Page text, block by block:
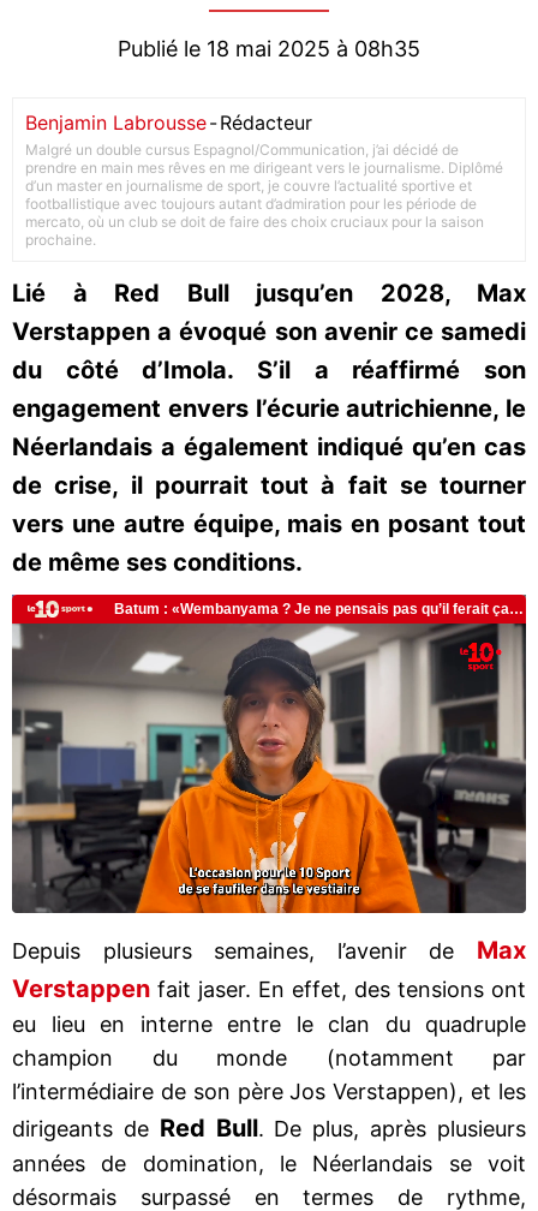
Publié le 18 mai 2025 à 08h35
Benjamin Labrousse-Rédacteur
Malgré un double cursus Espagnol/Communication, j’ai décidé de
prendre en main mes rêves en me dirigeant vers le journalisme. Diplômé
d’un master en journalisme de sport, je couvre l’actualité sportive et
footballistique avec toujours autant d’admiration pour les période de
mercato, où un club se doit de faire des choix cruciaux pour la saison
prochaine.
Lié à Red Bull jusqu’en 2028, Max
Verstappen a évoqué son avenir ce samedi
du côté d’Imola. S’il a réaffirmé son
engagement envers l’écurie autrichienne, le
Néerlandais a également indiqué qu’en cas
de crise, il pourrait tout à fait se tourner
vers une autre équipe, mais en posant tout
de même ses conditions.
Depuis plusieurs semaines, l’avenir de Max
Verstappen fait jaser. En effet, des tensions ont
eu lieu en interne entre le clan du quadruple
champion du monde (notamment par
l’intermédiaire de son père Jos Verstappen), et les
dirigeants de Red Bull. De plus, après plusieurs
années de domination, le Néerlandais se voit
désormais surpassé en termes de rythme,